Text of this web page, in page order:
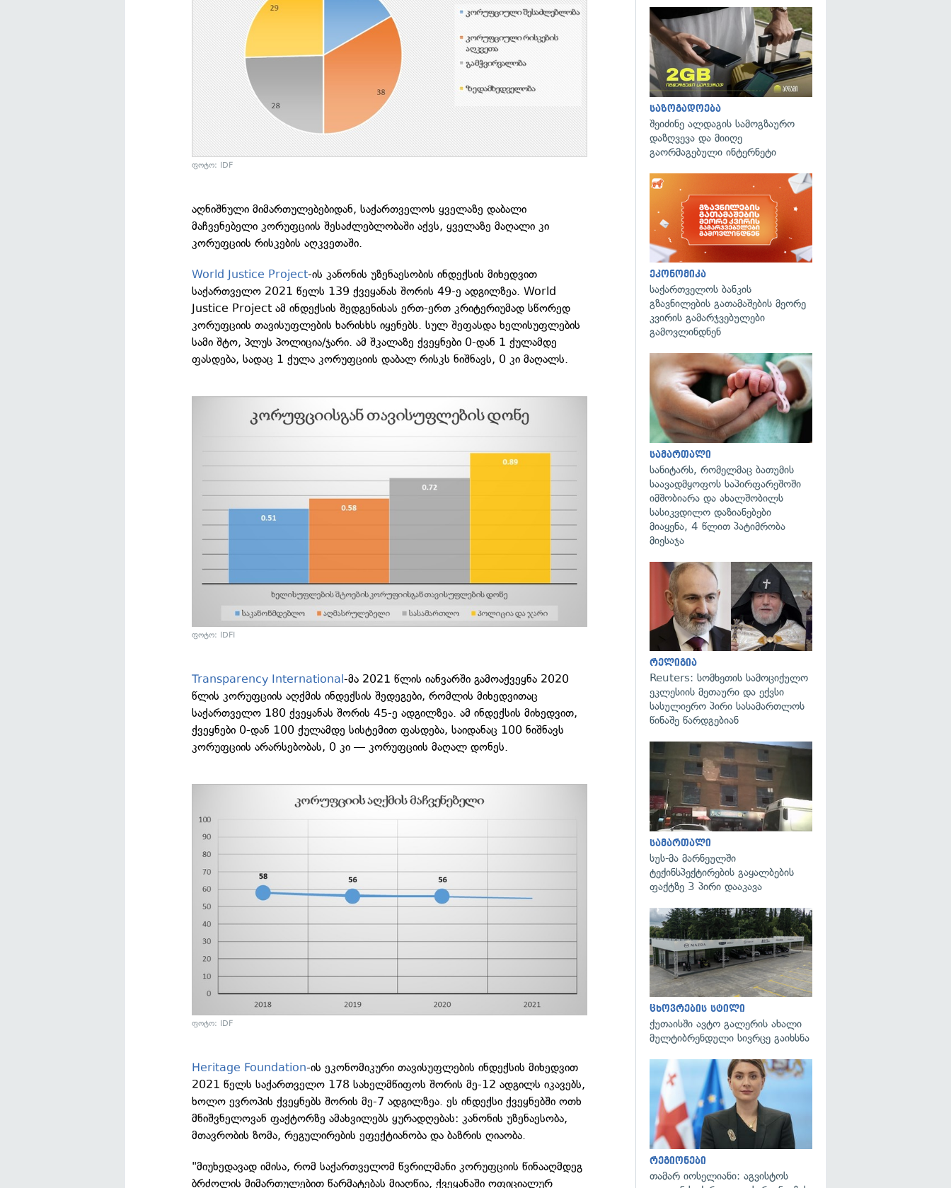
ფოტო: IDF
აღნიშნული მიმართულებებიდან, საქართველოს ყველაზე დაბალი
მაჩვენებელი კორუფციის შესაძლებლობაში აქვს, ყველაზე მაღალი კი
კორუფციის რისკების აღკვეთაში.
World Justice Project-ის კანონის უზენაესობის ინდექსის მიხედვით
საქართველო 2021 წელს 139 ქვეყანას შორის 49-ე ადგილზეა. World
Justice Project ამ ინდექსის შედგენისას ერთ-ერთ კრიტერიუმად სწორედ
კორუფციის თავისუფლების ხარისხს იყენებს. სულ შეფასდა ხელისუფლების
სამი შტო, პლუს პოლიცია/ჯარი. ამ შკალაზე ქვეყნები 0-დან 1 ქულამდე
ფასდება, სადაც 1 ქულა კორუფციის დაბალ რისკს ნიშნავს, 0 კი მაღალს.
ფოტო: IDFI
Transparency International-მა 2021 წლის იანვარში გამოაქვეყნა 2020
წლის კორუფციის აღქმის ინდექსის შედეგები, რომლის მიხედვითაც
საქართველო 180 ქვეყანას შორის 45-ე ადგილზეა. ამ ინდექსის მიხედვით,
ქვეყნები 0-დან 100 ქულამდე სისტემით ფასდება, საიდანაც 100 ნიშნავს
კორუფციის არარსებობას, 0 კი — კორუფციის მაღალ დონეს.
ფოტო: IDF
Heritage Foundation-ის ეკონომიკური თავისუფლების ინდექსის მიხედვით
2021 წელს საქართველო 178 სახელმწიფოს შორის მე-12 ადგილს იკავებს,
ხოლო ევროპის ქვეყნებს შორის მე-7 ადგილზეა. ეს ინდექსი ქვეყნებში ოთხ
მნიშვნელოვან ფაქტორზე ამახვილებს ყურადღებას: კანონის უზენაესობა,
მთავრობის ზომა, რეგულირების ეფექტიანობა და ბაზრის ღიაობა.
"მიუხედავად იმისა, რომ საქართველომ წვრილმანი კორუფციის წინააღმდეგ
ბრძოლის მიმართულებით წარმატებას მიაღწია, ქვეყანაში ოფიციალურ
საზოგადოება
შეიძინე ალდაგის სამოგზაურო
დაზღვევა და მიიღე
გაორმაგებული ინტერნეტი
ეკონომიკა
საქართველოს ბანკის
გზავნილების გათამაშების მეორე
კვირის გამარჯვებულები
გამოვლინდნენ
სამართალი
სანიტარს, რომელმაც ბათუმის
საავადმყოფოს საპირფარეშოში
იმშობიარა და ახალშობილს
სასიკვდილო დაზიანებები
მიაყენა, 4 წლით პატიმრობა
მიესაჯა
რელიგია
Reuters: სომხეთის სამოციქულო
ეკლესიის მეთაური და ექვსი
სასულიერო პირი სასამართლოს
წინაშე წარდგებიან
სამართალი
სუს-მა მარნეულში
ტექინსპექტირების გაყალბების
ფაქტზე 3 პირი დააკავა
ცხოვრების სტილი
ქუთაისში ავტო გალერის ახალი
მულტიბრენდული სივრცე გაიხსნა
რეგიონები
თამარ იოსელიანი: აგვისტოს